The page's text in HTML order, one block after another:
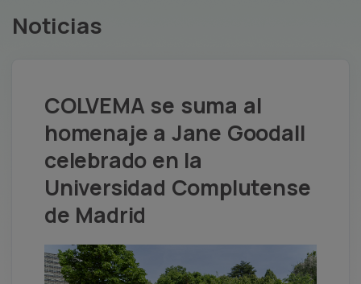
Noticias
COLVEMA se suma al
homenaje a Jane Goodall
celebrado en la
Universidad Complutense
de Madrid